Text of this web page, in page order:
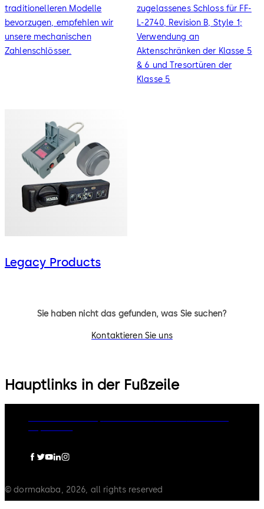
traditionelleren Modelle
bevorzugen, empfehlen wir
unsere mechanischen
Zahlenschlösser.
zugelassenes Schloss für FF-
L-2740, Revision B, Style 1;
Verwendung an
Aktenschränken der Klasse 5
& 6 und Tresortüren der
Klasse 5
Legacy Products
Sie haben nicht das gefunden, was Sie suchen?
Kontaktieren Sie uns
Hauptlinks in der Fußzeile
© dormakaba, 2026, all rights reserved